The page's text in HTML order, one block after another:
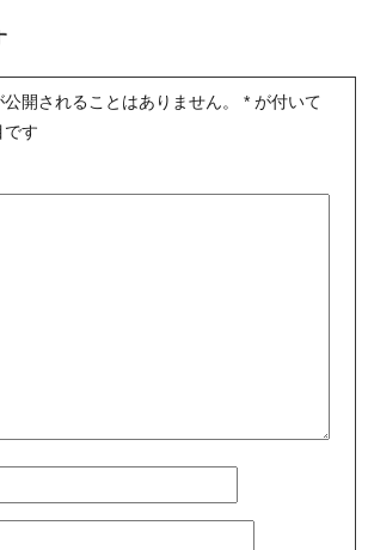
開されることはありません。 * が付いて
です